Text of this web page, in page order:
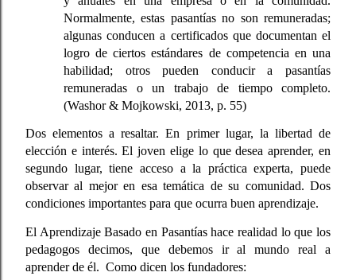
Normalmente, estas pasantías no son remuneradas;
algunas conducen a certificados que documentan el
logro de ciertos estándares de competencia en una
habilidad; otros pueden conducir a pasantías
remuneradas o un trabajo de tiempo completo.
(Washor & Mojkowski, 2013, p. 55)
Dos elementos a resaltar. En primer lugar, la libertad de
elección e interés. El joven elige lo que desea aprender, en
segundo lugar, tiene acceso a la práctica experta, puede
observar al mejor en esa temática de su comunidad. Dos
condiciones importantes para que ocurra buen aprendizaje.
El Aprendizaje Basado en Pasantías hace realidad lo que los
pedagogos decimos, que debemos ir al mundo real a
aprender de él.  Como dicen los fundadores: